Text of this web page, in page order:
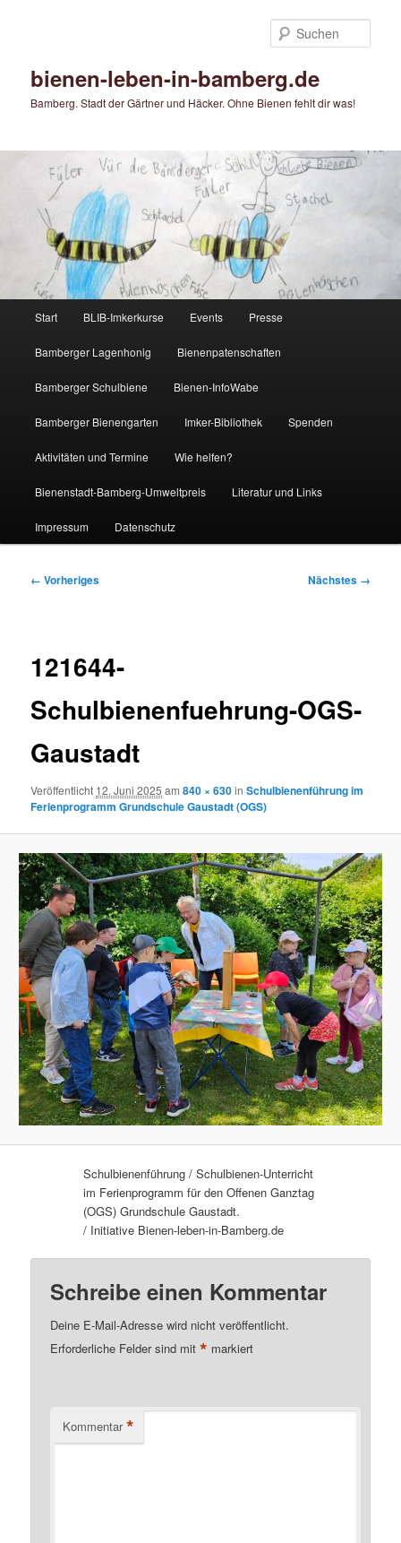
bienen-leben-in-bamberg.de
Bamberg. Stadt der Gärtner und Häcker. Ohne Bienen fehlt dir was!
Start BLIB-Imkerkurse Events Presse
Bamberger Lagenhonig Bienenpatenschaften
Bamberger Schulbiene Bienen-InfoWabe
Bamberger Bienengarten Imker-Bibliothek Spenden
Aktivitäten und Termine Wie helfen?
Bienenstadt-Bamberg-Umweltpreis Literatur und Links
Impressum Datenschutz
Bilder-
← Vorheriges Nächstes →
121644-
Schulbienenfuehrung-OGS-
Gaustadt
Veröffentlicht 12. Juni 2025 am840 × 630inSchulbienenführung im
Ferienprogramm Grundschule Gaustadt (OGS)
Schulbienenführung / Schulbienen-Unterricht
im Ferienprogramm für den Offenen Ganztag
(OGS) Grundschule Gaustadt.
/ Initiative Bienen-leben-in-Bamberg.de
Schreibe einen Kommentar
Deine E-Mail-Adresse wird nicht veröffentlicht.
Erforderliche Felder sind mit* markiert
Kommentar *